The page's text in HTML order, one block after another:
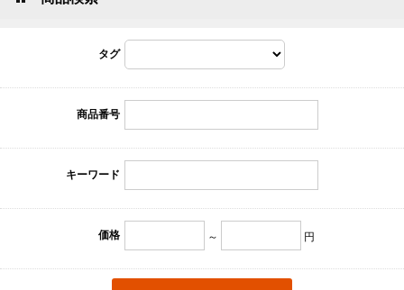
タグ
商品番号
キーワード
価格 ～ 円